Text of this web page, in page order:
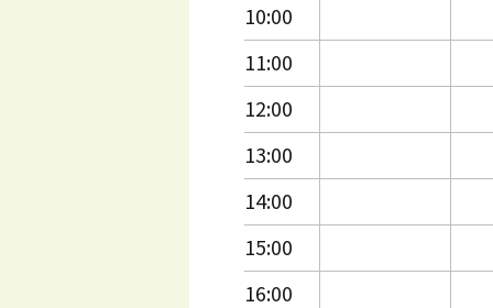
10:00
11:00
12:00
13:00
14:00
15:00
16:00